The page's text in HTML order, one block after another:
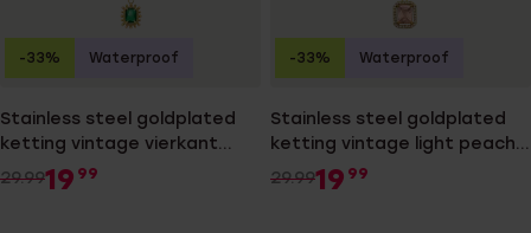
Stainless steel goldplated
ketting vintage vierkant
groen voor dames
29.9919 99
-33% Waterproof
Stainless steel goldplated
ketting vintage light peach
voor dames
29.9919 99
-33% Waterproof